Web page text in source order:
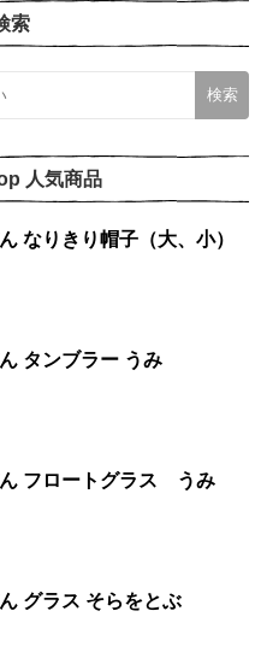
索
人気商品
なりきり帽子（大、小）
ノラネコぐんだん タンブラー うみ
ノラネコぐんだん フロートグラス うみ
ノラネコぐんだん グラス そらをとぶ